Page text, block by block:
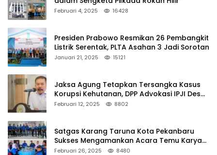
Februari 4, 2025 16428
Presiden Prabowo Resmikan 26 Pembangkit
Listrik Serentak, PLTA Asahan 3 Jadi Sorotan
Januari 21, 2025 15121
Jaksa Agung Tetapkan Tersangka Kasus
Korupsi Kehutanan, DPP Advokasi IPJI Desak
Pengusutan Pajak RAPP
Februari 12, 2025 8802
Satgas Karang Taruna Kota Pekanbaru
Sukses Mengamankan Acara Temu Karya
VII Karang Taruna Pekanbaru
Februari 26, 2025 8480